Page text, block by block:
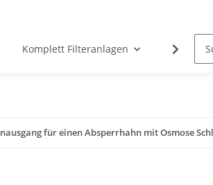
Komplett Filteranlagen
für einen Absperrhahn mit Osmose